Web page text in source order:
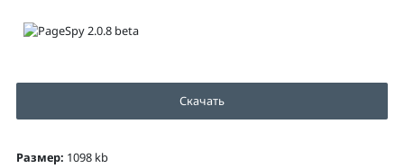
Скачать
Размер: 1098 kb